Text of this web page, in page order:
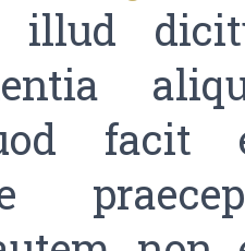
illud
facit